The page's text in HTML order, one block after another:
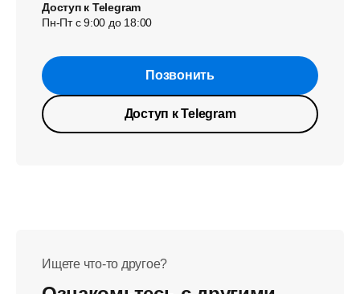
Доступ к Telegram
Пн-Пт с 9:00 до 18:00
Позвонить
Доступ к Telegram
Ищете что-то другое?